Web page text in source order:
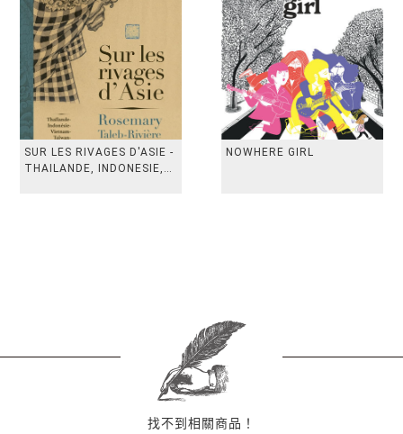
SUR LES RIVAGES D'ASIE -
THAILANDE, INDONESIE,
NOWHERE GIRL
找不到相關商品！